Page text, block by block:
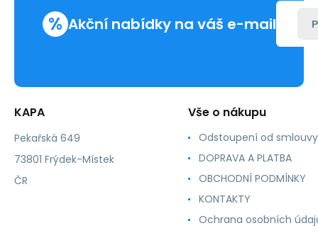
% Akční nabídky na váš e-mail
KAPA
Pekařská 649
73801 Frýdek-Místek
ČR
Vše o nákupu
Odstoupení od smlouvy
DOPRAVA A PLATBA
OBCHODNÍ PODMÍNKY
KONTAKTY
Ochrana osobních